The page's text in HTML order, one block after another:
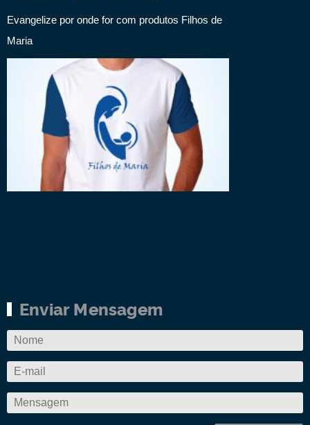
Evangelize por onde for com produtos Filhos de
Maria
Enviar Mensagem